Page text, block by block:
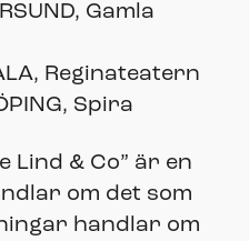
Gamla
Reginateatern
Spira
Lind & Co” är en
om det som
handlar om